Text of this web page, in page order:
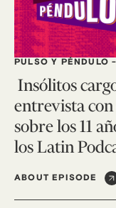
PULSO Y PÉNDULO -
Insólitos
entrevista
sobre los 11
los Latin
ABOUT EPISODE